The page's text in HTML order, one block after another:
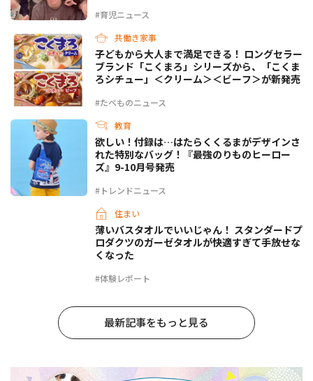
#育児ニュース
共働き家事
#たべものニュース
子どもから大人まで満足できる！ ロングセラー
ブランド「こくまろ」シリーズから、「こくま
ろシチュー」＜クリーム＞＜ビーフ＞が新発売
教育
#トレンドニュース
欲しい！付録は…はたらくくるまがデザインさ
れた特別なバッグ！『最強のりものヒーロー
ズ』9-10月号発売
住まい
#体験レポート
薄いバスタオルでいいじゃん！ スタンダードプ
ロダクツのガーゼタオルが快適すぎて手放せな
くなった
最新記事をもっと見る